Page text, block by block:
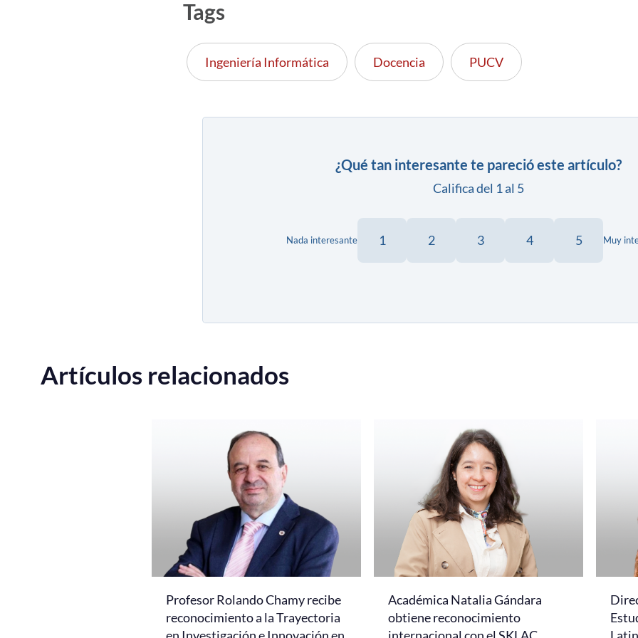
Tags
Ingeniería Informática Docencia PUCV
¿Qué tan interesante te pareció este artículo?
Califica del 1 al 5
Nada interesante 1 2 3 4 5 Muy
Artículos relacionados
Profesor Rolando Chamy recibe
reconocimiento a la Trayectoria
Académica Natalia Gándara
obtiene reconocimiento